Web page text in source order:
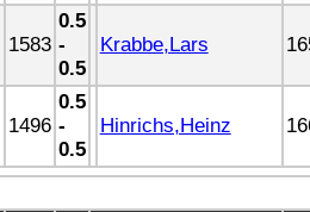
1583
0.5
-
0.5
Krabbe,Lars
1496
0.5
-
0.5
Hinrichs,Heinz